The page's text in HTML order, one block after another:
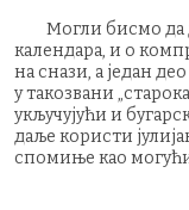
Могли бисмо да
календара, и о
на снази, а један
у такозвани
укључујући и
даље користи
спомиње као